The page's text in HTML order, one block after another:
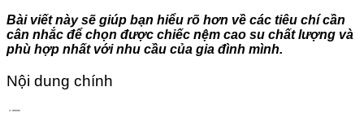
Bài viết này sẽ giúp bạn hiểu rõ hơn về các tiêu chí cần
cân nhắc để chọn được chiếc nệm cao su chất lượng và
phù hợp nhất với nhu cầu của gia đình mình.
Nội dung chính